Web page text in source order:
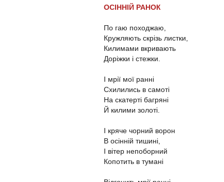
ОСІННІЙ РАНОК
По гаю походжаю,
Кружляють скрізь листки,
Килимами вкривають
Доріжки і стежки.
І мрії мої ранні
Схилились в самоті
На скатерті багряні
Й килими золоті.
І кряче чорний ворон
В осінній тишині,
І вітер непоборний
Копотить в тумані